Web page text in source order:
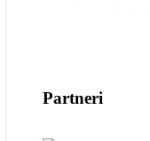
Partneri